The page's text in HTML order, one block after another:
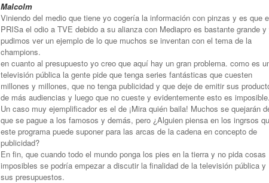
Malcolm
Viniendo del medio que tiene yo cogería la información con pinzas y es que
PRISa el odio a TVE debido a su alianza con Mediapro es bastante grande y
pudimos ver un ejemplo de lo que muchos se inventan con el tema de la
champions.
en cuanto al presupuesto yo creo que aquí hay un gran problema. como es
televisión pública la gente pide que tenga series fantásticas que cuesten
millones y millones, que no tenga publicidad y que deje de emitir sus
de más audiencias y luego que no cueste y evidentemente esto es imposible.
Un caso muy ejemplificador es el de ¡Mira quién baila! Muchos se quejarán
que se pague a los famosos y demás, pero ¿Alguien piensa en los ingrsos
este programa puede suponer para las arcas de la cadena en concepto de
publicidad?
En fin, que cuando todo el mundo ponga los pies en la tierra y no pida cosas
imposibles se podría empezar a discutir la finalidad de la televisión pública y
sus presupuestos.